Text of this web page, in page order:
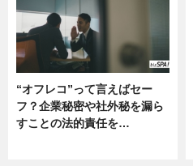
“オフレコ”って言えばセー
フ？企業秘密や社外秘を漏ら
すことの法的責任を…